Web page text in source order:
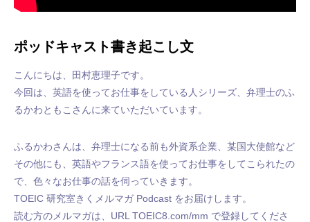
ポッドキャスト書き起こし文
こんにちは、田村恵理子です。
今回は、英語を使ってお仕事をしている人シリーズ、弁理士のふ
るかわともこさんに来ていただいています。
ふるかわさんは、弁理士になる前も外資系企業、某国大使館など
その他にも、英語やフランス語を使ってお仕事をしてこられたの
で、色々なお仕事の話を伺っていきます。
TOEIC 研究室きくメルマガ Podcast をお届けします。
読む方のメルマガは、URL TOEIC8.com/mm で登録してくださ